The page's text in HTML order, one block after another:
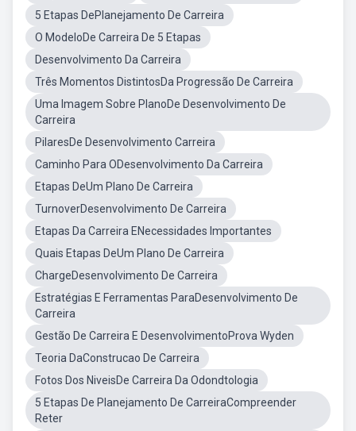
5 Etapas DePlanejamento De Carreira
O ModeloDe Carreira De 5 Etapas
Desenvolvimento Da Carreira
Três Momentos DistintosDa Progressão De Carreira
Uma Imagem Sobre PlanoDe Desenvolvimento De
Carreira
PilaresDe Desenvolvimento Carreira
Caminho Para ODesenvolvimento Da Carreira
Etapas DeUm Plano De Carreira
TurnoverDesenvolvimento De Carreira
Etapas Da Carreira ENecessidades Importantes
Quais Etapas DeUm Plano De Carreira
ChargeDesenvolvimento De Carreira
Estratégias E Ferramentas ParaDesenvolvimento De
Carreira
Gestão De Carreira E DesenvolvimentoProva Wyden
Teoria DaConstrucao De Carreira
Fotos Dos NiveisDe Carreira Da Odondtologia
5 Etapas De Planejamento De CarreiraCompreender
Reter